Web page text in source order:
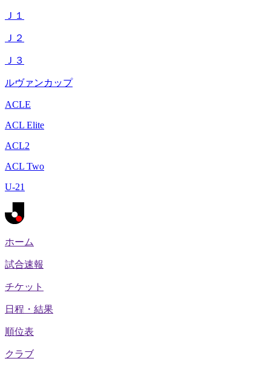
Ｊ１
Ｊ２
Ｊ３
ルヴァンカップ
ACLE
ACL Elite
ACL2
ACL Two
U-21
ホーム
試合速報
チケット
日程・結果
順位表
クラブ